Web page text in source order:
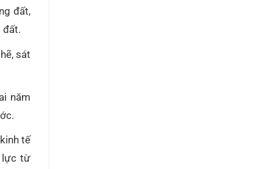
đất,
đất.
sát
năm
tế
lực từ